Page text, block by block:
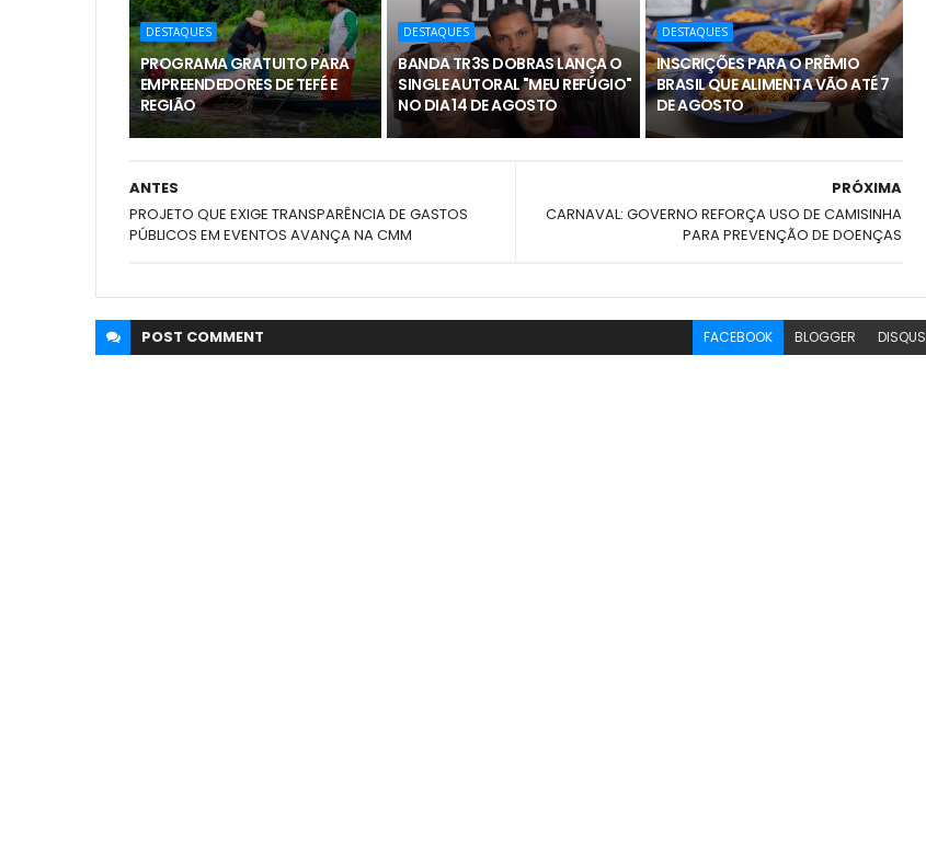
DESTAQUES
PROGRAMA GRATUITO PARA
EMPREENDEDORES DE TEFÉ E
REGIÃO
DESTAQUES
BANDA TR3S DOBRAS LANÇA O
SINGLE AUTORAL "MEU REFÚGIO"
NO DIA 14 DE AGOSTO
DESTAQUES
INSCRIÇÕES PARA O PRÊMIO
BRASIL QUE ALIMENTA VÃO ATÉ 7
DE AGOSTO
PRÓXIMA
CARNAVAL: GOVERNO REFORÇA USO DE CAMISINHA
PARA PREVENÇÃO DE DOENÇAS
ANTES
PROJETO QUE EXIGE TRANSPARÊNCIA DE GASTOS
PÚBLICOS EM EVENTOS AVANÇA NA CMM
POST COMMENT FACEBOOK BLOGGER DISQUS